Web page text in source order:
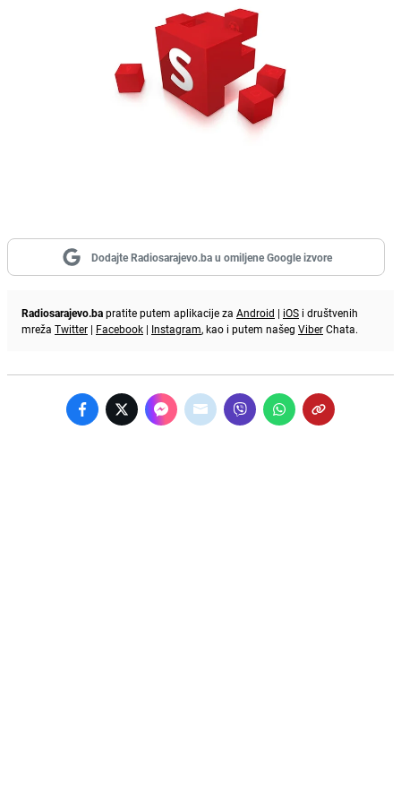
Dodajte Radiosarajevo.ba u omiljene Google izvore
Radiosarajevo.bapratite putem aplikacije za Android | iOS i društvenih
mreža Twitter | Facebook | Instagram, kao i putem našeg ViberChata.